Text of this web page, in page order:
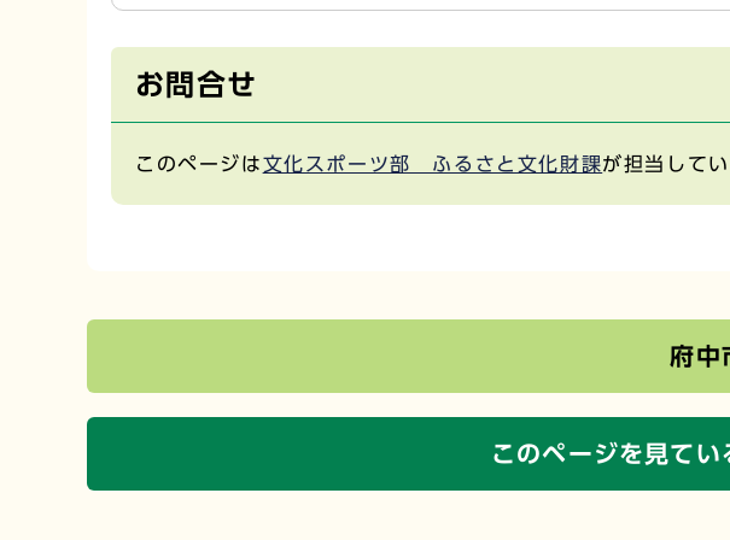
お問合せ
このページは文化スポーツ部 ふるさと文化財課が担当してい
府中
このページを見てい